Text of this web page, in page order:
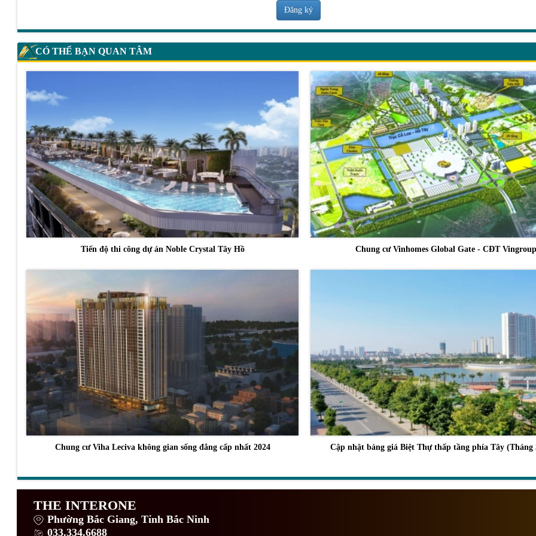
Đăng ký
CÓ THỂ BẠN QUAN TÂM
Tiến độ thi công dự án Noble Crystal Tây Hồ Chung cư Vinhomes Global Gate - CĐT
Chung cư Viha Leciva không gian sống đẳng cấp nhất 2024 Cập nhật bảng giá Biệt Thự thấp tầng phía Tây (Tháng
THE INTERONE
Phường Bắc Giang, Tỉnh Bắc Ninh
033.334.6688